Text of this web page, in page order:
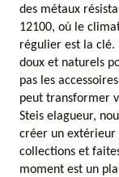
des métaux
12100, où le
régulier est la clé.
doux et naturels
pas les
peut transformer
Steis elagueur,
créer un extérieur
collections et
moment est un